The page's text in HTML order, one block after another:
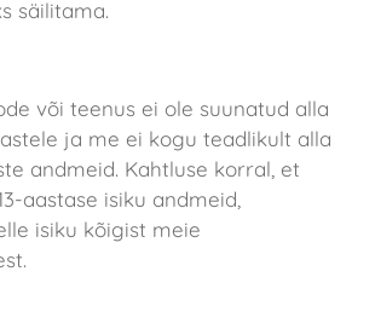
säilitama.
või teenus ei ole suunatud alla
ja me ei kogu teadlikult alla
andmeid. Kahtluse korral, et
aastase isiku andmeid,
isiku kõigist meie